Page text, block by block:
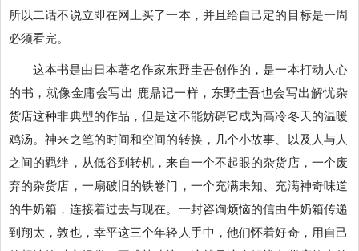
所以二话不说立即在网上买了一本，并且给自己定的目标是一周
必须看完。
这本书是由日本著名作家东野圭吾创作的，是一本打动人心
的书，就像金庸会写出 鹿鼎记一样，东野圭吾也会写出解忧杂
货店这种非典型的作品，但是这不能妨碍它成为高冷冬天的温暖
鸡汤。神来之笔的时间和空间的转换，几个小故事、以及人与人
之间的羁绊，从低谷到转机，来自一个不起眼的杂货店，一个废
弃的杂货店，一扇破旧的铁卷门，一个充满未知、充满神奇味道
的牛奶箱，连接着过去与现在。一封咨询烦恼的信由牛奶箱传递
到翔太，敦也，幸平这三个年轻人手中，他们怀着好奇，用自己